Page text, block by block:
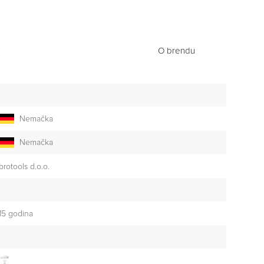
O brendu
Nemačka
Nemačka
brotools d.o.o.
godina